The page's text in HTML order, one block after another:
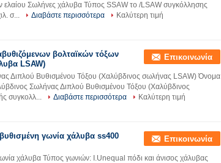
Σωλήνες χάλυβα Τύπος SSAW το /LSAW συγκόλλησης
σ...
Διαβάστε περισσότερα
Καλύτερη τιμή
βολταϊκών τόξων
LSAW)
Επικοινωνία
Διπλού Βυθισμένου Τόξου (Χαλύβδινος σωλήνας LSAW) Όνομα
Σωλήνας Διπλού Βυθισμένου Τόξου (Χαλύβδινος
συγκολλ...
Διαβάστε περισσότερα
Καλύτερη τιμή
γωνία χάλυβα ss400
Επικοινωνία
χάλυβα Τύπος γωνιών: I.Unequal πόδι και άνισος χάλυβας